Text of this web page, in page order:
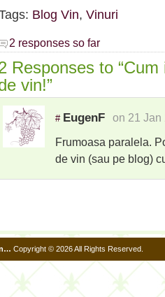
Blog Vin, Vinuri
2 responses so far
Responses to
vin!”
# EugenF on 21 Jan
Frumoasa paralela.
de vin (sau pe blog)
Copyright © 2026 All Rights Reserved.